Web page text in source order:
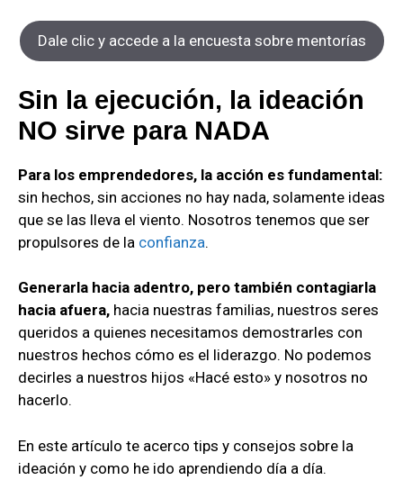
Dale clic y accede a la encuesta sobre mentorías
Sin la ejecución, la ideación
NO sirve para NADA
Para los emprendedores, la acción es fundamental:
sin hechos, sin acciones no hay nada, solamente ideas
que se las lleva el viento. Nosotros tenemos que ser
propulsores de la confianza.
Generarla hacia adentro, pero también contagiarla
hacia afuera, hacia nuestras familias, nuestros seres
queridos a quienes necesitamos demostrarles con
nuestros hechos cómo es el liderazgo. No podemos
decirles a nuestros hijos «Hacé esto» y nosotros no
hacerlo.
En este artículo te acerco tips y consejos sobre la
ideación y como he ido aprendiendo día a día.